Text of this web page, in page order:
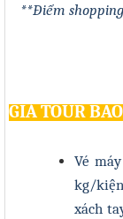
**Điểm
GIÁ TOUR
Vé
kg/
xách